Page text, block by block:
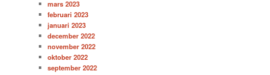
mars 2023
februari 2023
januari 2023
december 2022
november 2022
oktober 2022
september 2022